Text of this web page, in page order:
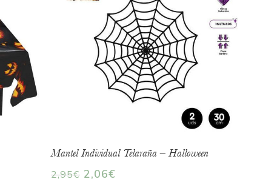
Mantel Individual Telaraña – Halloween
2,95€ 2,06€